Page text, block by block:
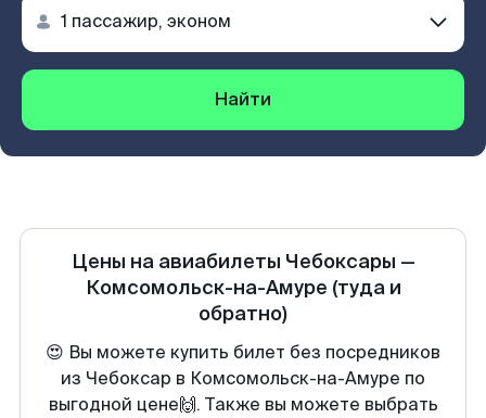
Найти
Цены на авиабилеты Чебоксары —
Комсомольск-на-Амуре (туда и
обратно)
😍 Вы можете купить билет без посредников
из Чебоксар в Комсомольск-на-Амуре по
выгодной цене🙌. Также вы можете выбрать